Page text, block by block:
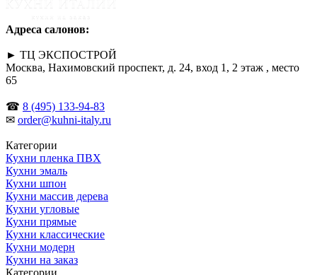
Адреса салонов:
► ТЦ ЭКСПОСТРОЙ
Москва, Нахимовский проспект, д. 24, вход 1, 2 этаж , место
65
☎ 8 (495) 133-94-83
✉ order@kuhni-italy.ru
Категории
Кухни пленка ПВХ
Кухни эмаль
Кухни шпон
Кухни массив дерева
Кухни угловые
Кухни прямые
Кухни классические
Кухни модерн
Кухни на заказ
Категории